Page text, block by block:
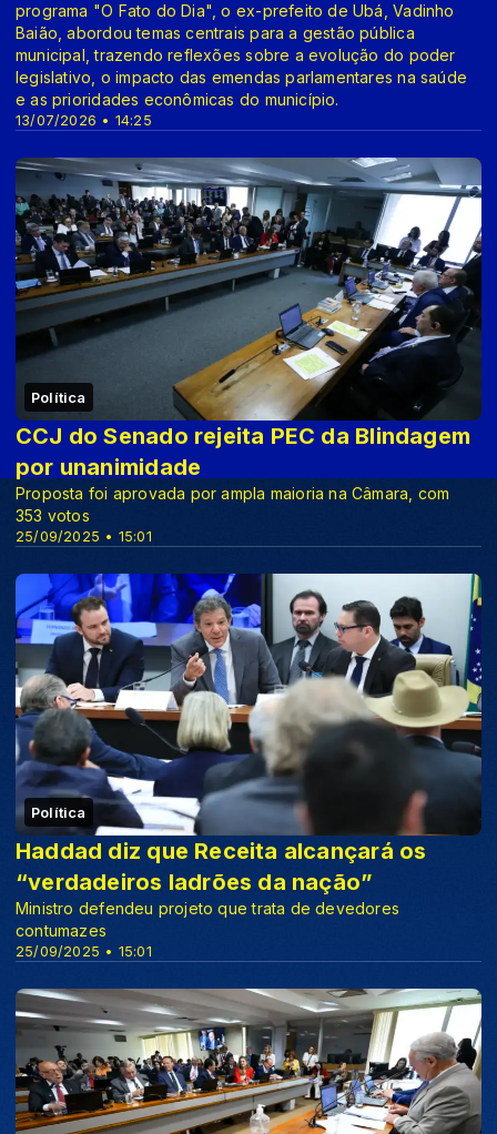
13/07/2026 • 14:25
programa "O Fato do Dia", o ex-prefeito de Ubá, Vadinho
Baião, abordou temas centrais para a gestão pública
municipal, trazendo reflexões sobre a evolução do poder
legislativo, o impacto das emendas parlamentares na saúde
e as prioridades econômicas do município.
Política
25/09/2025 • 15:01
CCJ do Senado rejeita PEC da Blindagem
por unanimidade
Proposta foi aprovada por ampla maioria na Câmara, com
353 votos
Política
25/09/2025 • 15:01
Haddad diz que Receita alcançará os
“verdadeiros ladrões da nação”
Ministro defendeu projeto que trata de devedores
contumazes